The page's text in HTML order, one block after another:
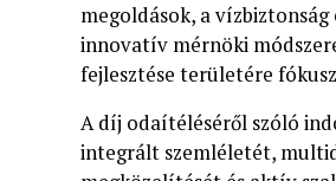
megoldások, a vízbiztonság
innovatív mérnöki
fejlesztése területére
A díj odaítéléséről szóló
integrált szemléletét,